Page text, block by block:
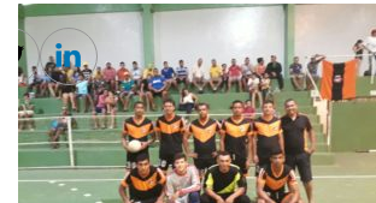
Twitter
Linkedin